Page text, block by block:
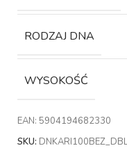
RODZAJ DNA
WYSOKOŚĆ
EAN: 5904194682330
SKU: